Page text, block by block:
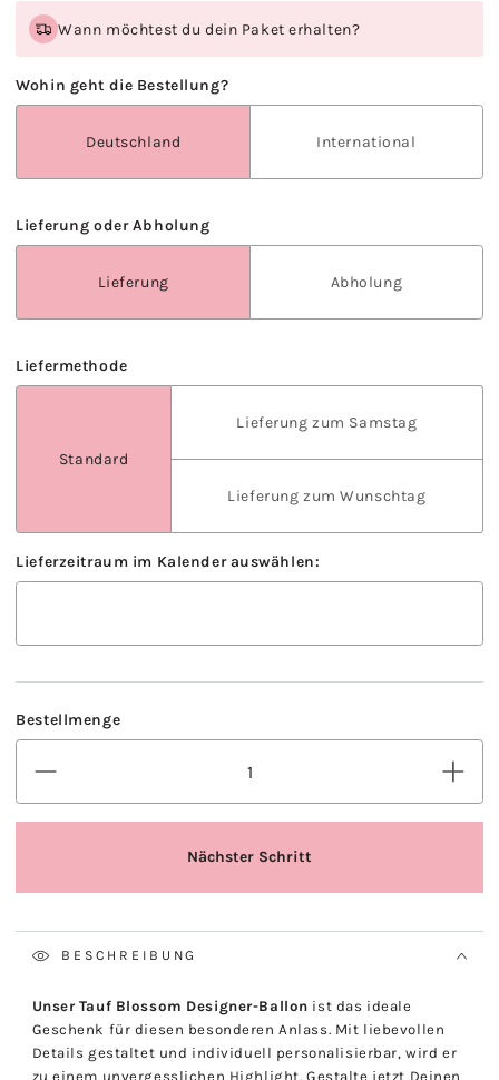
BESCHREIBUNG
Unser Tauf Blossom Designer-Ballon ist das ideale
Geschenk für diesen besonderen Anlass. Mit liebevollen
Details gestaltet und individuell personalisierbar, wird er
zu einem unvergesslichen Highlight. Gestalte jetzt Deinen